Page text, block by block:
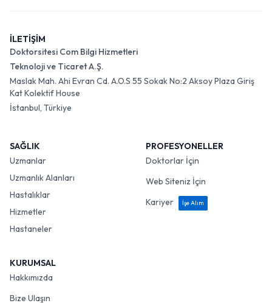
İLETİŞİM
Doktorsitesi Com Bilgi Hizmetleri
Teknoloji ve Ticaret A.Ş.
Maslak Mah. Ahi Evran Cd. A.O.S 55 Sokak No:2 Aksoy Plaza Giriş
Kat Kolektif House
İstanbul, Türkiye
SAĞLIK
Uzmanlar
Uzmanlık Alanları
Hastalıklar
Hizmetler
Hastaneler
PROFESYONELLER
Doktorlar İçin
Web Siteniz İçin
Kariyer
İşe Alım
KURUMSAL
Hakkımızda
Bize Ulaşın